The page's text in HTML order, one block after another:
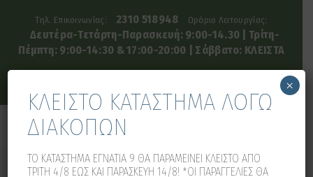
Τηλ. Επικοινωνίας: 2310 518948 Ωράριο Λειτουργίας:
Δευτέρα-Τετάρτη-Παρασκευή: 9:00-14.30 | Τρίτη-
Πέμπτη: 9:00-14:30 & 17:00-20:00 | Σάββατο: ΚΛΕΙΣΤΑ
ΚΛΕΙΣΤΟ ΚΑΤΑΣΤΗΜΑ ΛΟΓΩ
ΔΙΑΚΟΠΩΝ
ΤΟ ΚΑΤΑΣΤΗΜΑ ΕΓΝΑΤΙΑ 9 ΘΑ ΠΑΡΑΜΕΙΝΕΙ ΚΛΕΙΣΤΟ ΑΠΟ
ΤΡΙΤΗ 4/8 ΕΩΣ ΚΑΙ ΠΑΡΑΣΚΕΥΗ 14/8! *ΟΙ ΠΑΡΑΓΓΕΛΙΕΣ ΘΑ
×